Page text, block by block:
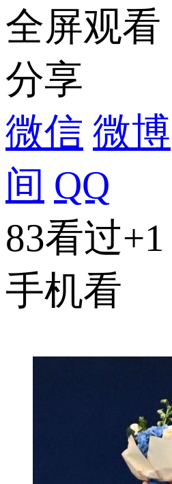
全屏观看
分享
微信 微博
间 QQ
83看过+1
手机看